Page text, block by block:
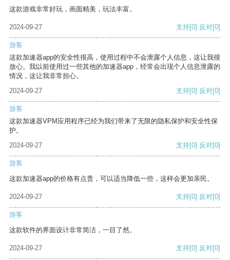
这款游戏非常好玩，画面精美，玩法丰富。
2024-09-27 支持[0] 反对[0]
游客
这款加速器app的安全性很高，使用过程中不会泄露个人信息，这让我很
放心。我以前使用过一些其他的加速器app，经常会出现个人信息泄露的
情况，这让我非常担心。
2024-09-27
支持[0] 反对[0]
游客
这款加速器VPM应用程序已经为我们带来了无限的隐私保护和安全性保
护。
2024-09-27
支持[0] 反对[0]
游客
这款加速器app的价格有点贵，可以适当降低一些，这样会更加亲民。
2024-09-27 支持[0] 反对[0]
游客
这款软件的界面设计非常简洁，一目了然。
2024-09-27 支持[0] 反对[0]